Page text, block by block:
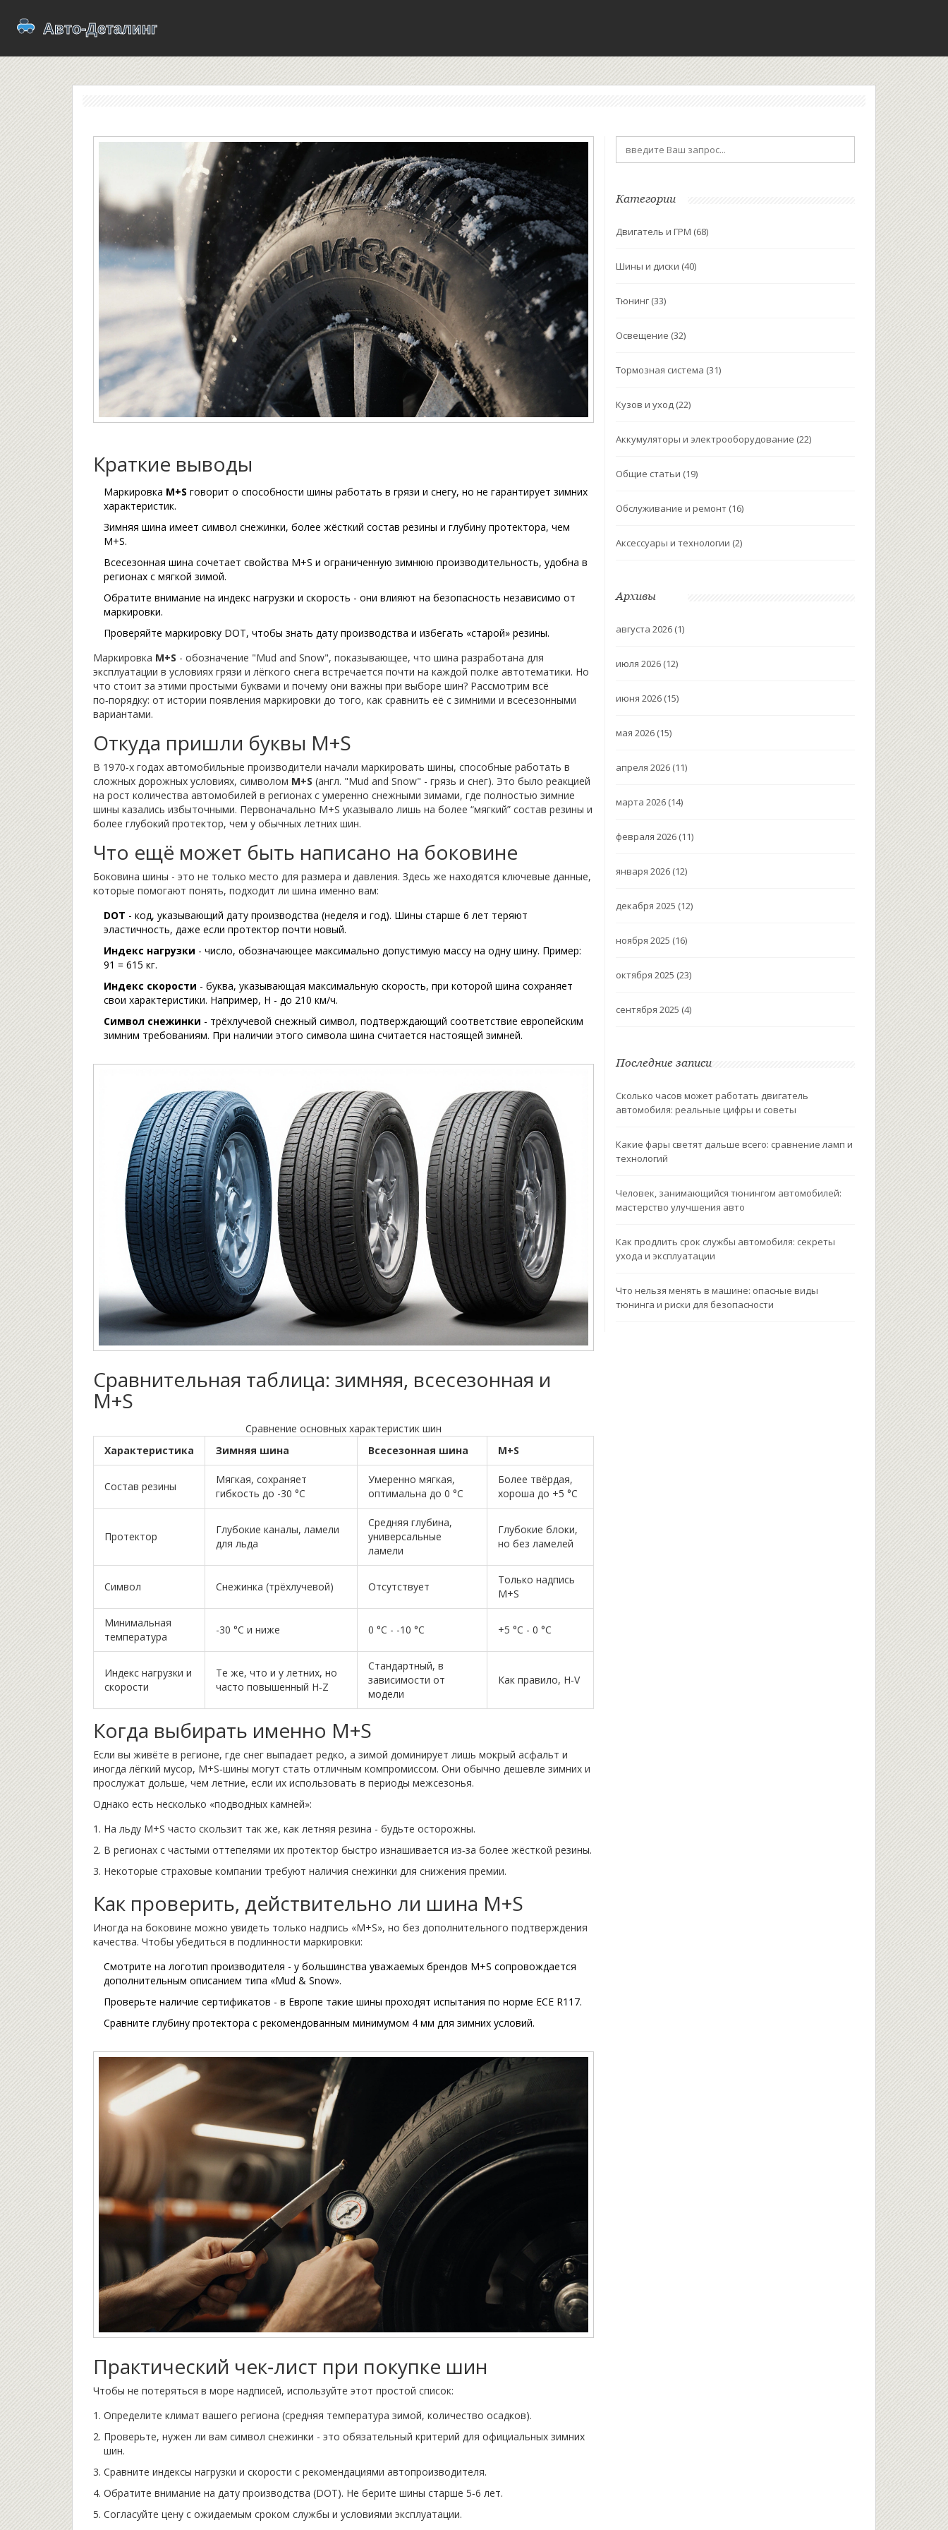
Краткие выводы
Маркировка M+S говорит о способности шины работать в грязи и снегу, но не гарантирует зимних
характеристик.
Зимняя шина имеет символ снежинки, более жёсткий состав резины и глубину протектора, чем
M+S.
Всесезонная шина сочетает свойства M+S и ограниченную зимнюю производительность, удобна в
регионах с мягкой зимой.
Обратите внимание на индекс нагрузки и скорость - они влияют на безопасность независимо от
маркировки.
Проверяйте маркировку DOT, чтобы знать дату производства и избегать «старой» резины.
Маркировка M+S - обозначение "Mud and Snow", показывающее, что шина разработана для
эксплуатации в условиях грязи и лёгкого снега встречается почти на каждой полке автотематики. Но
что стоит за этими простыми буквами и почему они важны при выборе шин? Рассмотрим всё
по‑порядку: от истории появления маркировки до того, как сравнить её с зимними и всесезонными
вариантами.
Откуда пришли буквы M+S
В 1970‑х годах автомобильные производители начали маркировать шины, способные работать в
сложных дорожных условиях, символом M+S (англ. "Mud and Snow" - грязь и снег). Это было реакцией
на рост количества автомобилей в регионах с умеренно снежными зимами, где полностью зимние
шины казались избыточными. Первоначально M+S указывало лишь на более “мягкий” состав резины и
более глубокий протектор, чем у обычных летних шин.
Что ещё может быть написано на боковине
Боковина шины - это не только место для размера и давления. Здесь же находятся ключевые данные,
которые помогают понять, подходит ли шина именно вам:
DOT - код, указывающий дату производства (неделя и год). Шины старше 6 лет теряют
эластичность, даже если протектор почти новый.
Индекс нагрузки - число, обозначающее максимально допустимую массу на одну шину. Пример:
91 = 615 кг.
Индекс скорости - буква, указывающая максимальную скорость, при которой шина сохраняет
свои характеристики. Например, H - до 210 км/ч.
Символ снежинки - трёхлучевой снежный символ, подтверждающий соответствие европейским
зимним требованиям. При наличии этого символа шина считается настоящей зимней.
Сравнительная таблица: зимняя, всесезонная и
M+S
Сравнение основных характеристик шин
Характеристика
Зимняя шина Всесезонная шина M+S
Состав резины
Мягкая, сохраняет
гибкость до -30 °C
Умеренно мягкая,
оптимальна до 0 °C
Более твёрдая,
хороша до +5 °C
Протектор
Глубокие каналы, ламели
для льда
Средняя глубина,
универсальные
ламели
Глубокие блоки,
но без ламелей
Символ Снежинка (трёхлучевой) Отсутствует
Только надпись
M+S
Минимальная
температура
-30 °C и ниже 0 °C - -10 °C +5 °C - 0 °C
Индекс нагрузки и
скорости
Те же, что и у летних, но
часто повышенный H‑Z
Стандартный, в
зависимости от
модели
Как правило, H‑V
Когда выбирать именно M+S
Если вы живёте в регионе, где снег выпадает редко, а зимой доминирует лишь мокрый асфальт и
иногда лёгкий мусор, M+S‑шины могут стать отличным компромиссом. Они обычно дешевле зимних и
прослужат дольше, чем летние, если их использовать в периоды межсезонья.
Однако есть несколько «подводных камней»:
На льду M+S часто скользит так же, как летняя резина - будьте осторожны.
В регионах с частыми оттепелями их протектор быстро изнашивается из‑за более жёсткой резины.
Некоторые страховые компании требуют наличия снежинки для снижения премии.
Как проверить, действительно ли шина M+S
Иногда на боковине можно увидеть только надпись «M+S», но без дополнительного подтверждения
качества. Чтобы убедиться в подлинности маркировки:
Смотрите на логотип производителя - у большинства уважаемых брендов M+S сопровождается
дополнительным описанием типа «Mud & Snow».
Проверьте наличие сертификатов - в Европе такие шины проходят испытания по норме ECE R117.
Сравните глубину протектора с рекомендованным минимумом 4 мм для зимних условий.
Практический чек‑лист при покупке шин
Чтобы не потеряться в море надписей, используйте этот простой список:
Определите климат вашего региона (средняя температура зимой, количество осадков).
Проверьте, нужен ли вам символ снежинки - это обязательный критерий для официальных зимних
шин.
Сравните индексы нагрузки и скорости с рекомендациями автопроизводителя.
Обратите внимание на дату производства (DOT). Не берите шины старше 5‑6 лет.
Согласуйте цену с ожидаемым сроком службы и условиями эксплуатации.
Категории
Двигатель и ГРМ (68)
Шины и диски (40)
Тюнинг (33)
Освещение (32)
Тормозная система (31)
Кузов и уход (22)
Аккумуляторы и электрооборудование (22)
Общие статьи (19)
Обслуживание и ремонт (16)
Аксессуары и технологии (2)
Архивы
августа 2026 (1)
июля 2026 (12)
июня 2026 (15)
мая 2026 (15)
апреля 2026 (11)
марта 2026 (14)
февраля 2026 (11)
января 2026 (12)
декабря 2025 (12)
ноября 2025 (16)
октября 2025 (23)
сентября 2025 (4)
Последние записи
Сколько часов может работать двигатель
автомобиля: реальные цифры и советы
Какие фары светят дальше всего: сравнение ламп и
технологий
Человек, занимающийся тюнингом автомобилей:
мастерство улучшения авто
Как продлить срок службы автомобиля: секреты
ухода и эксплуатации
Что нельзя менять в машине: опасные виды
тюнинга и риски для безопасности